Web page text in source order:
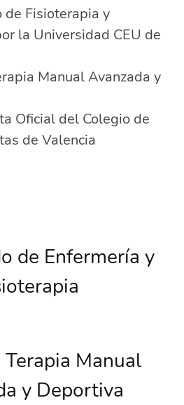
de Fisioterapia y
la Universidad CEU de
Manual Avanzada y
Oficial del Colegio de
de Valencia
de Enfermería y
Manual
y Deportiva